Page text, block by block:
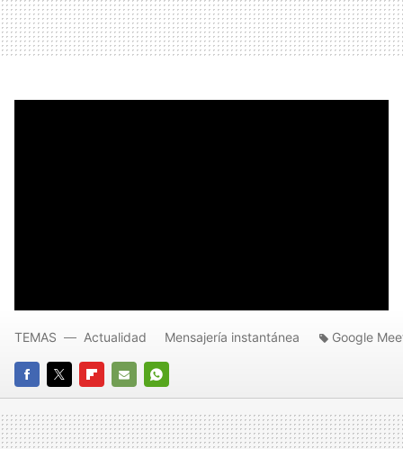
FACEBOOK
TWITTERFLIPBOARD
E-
MAIL
WHATSAPP
TEMAS Actualidad Mensajería instantánea Google